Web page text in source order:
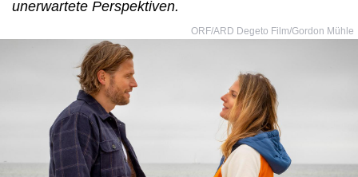
unerwartete Perspektiven.
ORF/ARD Degeto Film/Gordon Mühle